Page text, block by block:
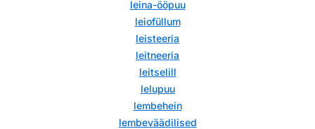
leina-ööpuu
leiofüllum
leisteeria
leitneeria
leitselill
lelupuu
lembehein
lembeväädilised